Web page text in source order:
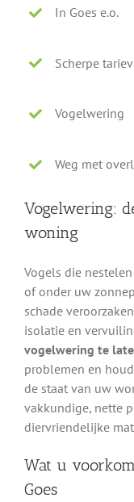
In Goes e.o.
Scherpe
Vogelwering
Weg met
Vogelwering:
woning
Vogels die
of onder uw
schade
isolatie en
vogelwering te
problemen en
de staat van uw
vakkundige, nette
diervriendelijke
Wat u
Goes